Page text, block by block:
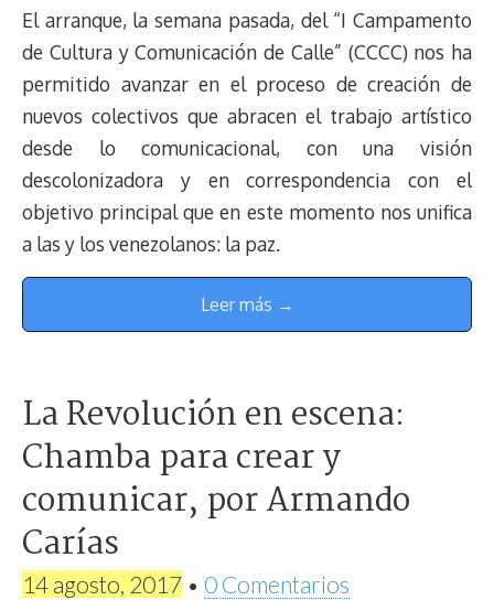
El arranque, la semana pasada, del “I Campamento
de Cultura y Comunicación de Calle” (CCCC) nos ha
permitido avanzar en el proceso de creación de
nuevos colectivos que abracen el trabajo artístico
desde lo comunicacional, con una visión
descolonizadora y en correspondencia con el
objetivo principal que en este momento nos unifica
a las y los venezolanos: la paz.
Leer más →
La Revolución en escena:
Chamba para crear y
comunicar, por Armando
Carías
14 agosto, 2017 • 0 Comentarios